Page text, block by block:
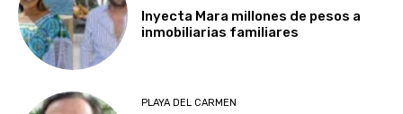
Inyecta Mara millones de pesos a
inmobiliarias familiares
PLAYA DEL CARMEN